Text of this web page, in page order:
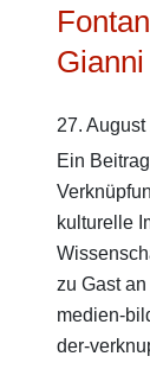
27.
Ein
kulturelle
zu Gast
medien-
der-